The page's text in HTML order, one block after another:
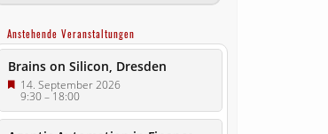
Anstehende Veranstaltungen
Brains on Silicon, Dresden
14. September 2026
9:30– 18:00